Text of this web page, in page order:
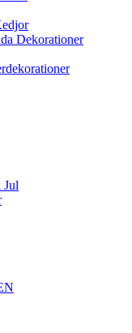
Dekorationer
Jul